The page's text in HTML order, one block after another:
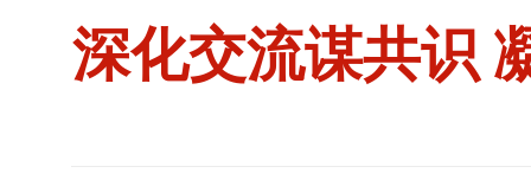
深化交流谋共识